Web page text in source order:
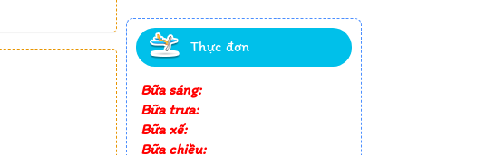
Thực đơn
Bữa sáng:
Bữa trưa:
Bữa xế:
Bữa chiều: